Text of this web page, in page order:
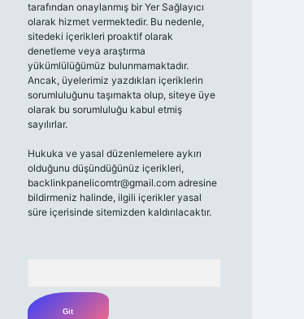
tarafından onaylanmış bir Yer Sağlayıcı
olarak hizmet vermektedir. Bu nedenle,
sitedeki içerikleri proaktif olarak
denetleme veya araştırma
yükümlülüğümüz bulunmamaktadır.
Ancak, üyelerimiz yazdıkları içeriklerin
sorumluluğunu taşımakta olup, siteye üye
olarak bu sorumluluğu kabul etmiş
sayılırlar.
Hukuka ve yasal düzenlemelere aykırı
olduğunu düşündüğünüz içerikleri,
backlinkpanelicomtr@gmail.comadresine
bildirmeniz halinde, ilgili içerikler yasal
süre içerisinde sitemizden kaldırılacaktır.